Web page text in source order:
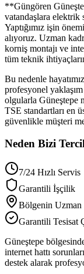
**Güngören
vatandaşlara elektrik
Yaptığımız işin
alıyoruz. Uzman
korniş montajı ve
tüm teknik
Bu nedenle
profesyonel
olgularla Güneştepe
TSE standartları en
güvenlikle müşteri
Neden Bizi
7/24 Hızlı Servis
Garantili İşçilik
Bölgenin Uzman
Garantili Tesisat
Güneştepe
internet hattı
destek alarak